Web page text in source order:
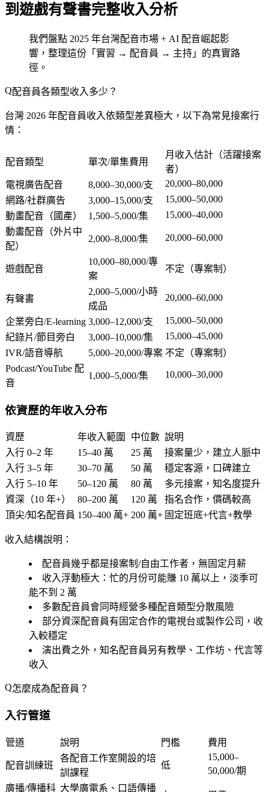
到遊戲有聲書完整收入分析
我們盤點 2025 年台灣配音市場 + AI 配音崛起影
響，整理這份「實習 → 配音員 → 主持」的真實路
徑。
配音員各類型收入多少？
台灣 2026 年配音員收入依類型差異極大，以下為常見接案行
情：
配音類型 單次/單集費用
月收入估計（活躍接案
者）
電視廣告配音
8,000–30,000/支
20,000–80,000
網路/社群廣告
3,000–15,000/支
15,000–50,000
動畫配音（國產）
1,500–5,000/集
15,000–40,000
動畫配音（外片中
配）
2,000–8,000/集 20,000–60,000
遊戲配音
10,000–80,000/專
案
不定（專案制）
有聲書
2,000–5,000/小時
成品
20,000–60,000
企業旁白/E-learning 3,000–12,000/支
15,000–50,000
紀錄片/節目旁白
3,000–10,000/集
15,000–45,000
IVR/語音導航
5,000–20,000/專案 不定（專案制）
Podcast/YouTube 配
音
1,000–5,000/集 10,000–30,000
依資歷的年收入分布
資歷 年收入範圍 中位數 說明
入行 0–2 年
15–40 萬 25 萬
接案量少，建立人脈中
入行 3–5 年
30–70 萬 50 萬
穩定客源，口碑建立
入行 5–10 年
50–120 萬 80 萬
多元接案，知名度提升
資深（10 年+）
80–200 萬 120 萬
指名合作，價碼較高
頂尖/知名配音員 150–400 萬+ 200 萬+ 固定班底+代言+教學
收入結構說明：
配音員幾乎都是接案制/自由工作者 ，無固定月薪
收入浮動極大：忙的月份可能賺 10 萬以上，淡季可
能不到 2 萬
多數配音員會同時經營多種配音類型分散風險
部分資深配音員有固定合作的電視台或製作公司，收
入較穩定
演出費之外，知名配音員另有教學、工作坊、代言等
收入
怎麼成為配音員？
入行管道
管道 說明 門檻 費用
配音訓練班
各配音工作室開設的培
訓課程
低
15,000–
50,000/期
廣播/傳播科 大學廣電系、口語傳播